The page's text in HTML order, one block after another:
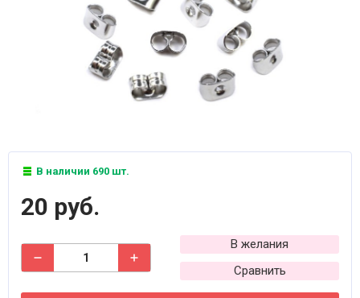
В наличии 690 шт.
20 руб.
В желания
Сравнить